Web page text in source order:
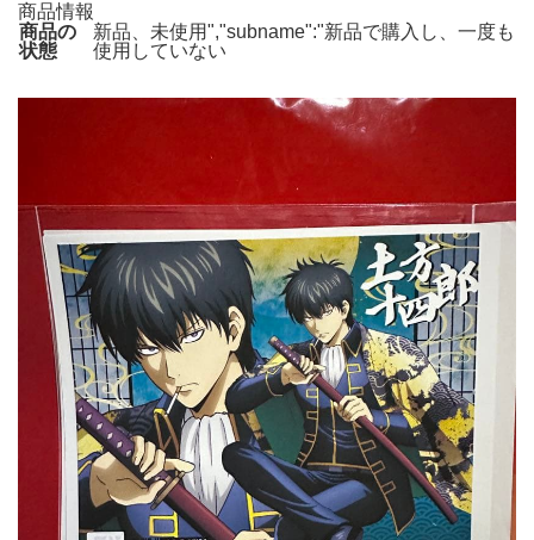
商品情報
商品の
状態
新品、未使用","subname":"新品で購入し、一度も
使用していない